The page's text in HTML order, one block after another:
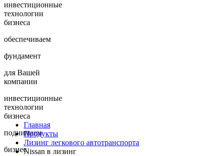
инвестиционные
технологии
бизнеса
обеспечиваем
фундамент
для Вашей
компании
инвестиционные
технологии
бизнеса
поднимаем
бизнес
Главная
Продукты
Лизинг легкового автотранспорта
Nissan в лизинг